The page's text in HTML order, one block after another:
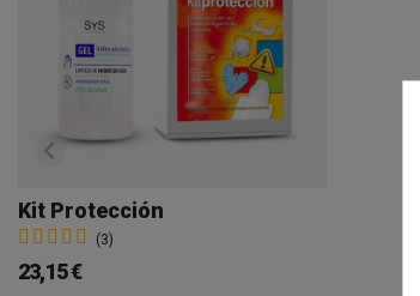
Kit Protección
(3)
23,15 €